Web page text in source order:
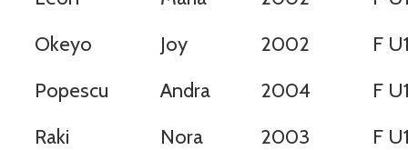
Okeyo
Joy 2002
F
Popescu
Andra 2004
F
Raki
Nora 2003
F